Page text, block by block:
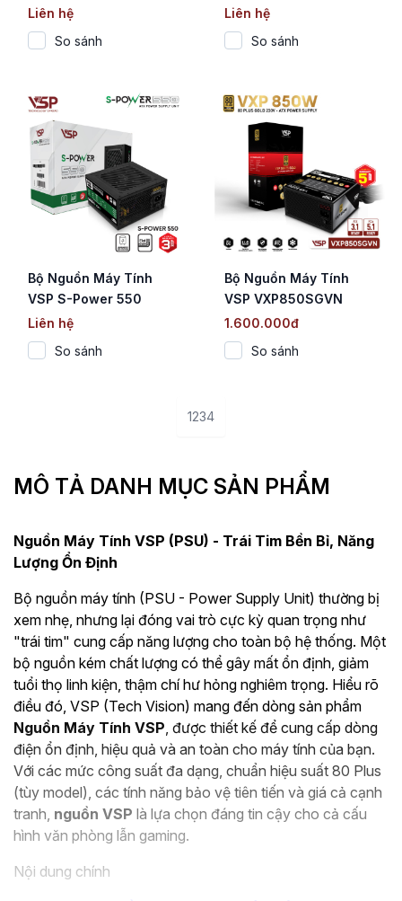
(650W / 85%
Efficiency / Active PFC
/ Tụ Nhật)
Liên hệ
So sánh
(750W / Active PFC /
Cáp Dẹt / Tụ Nhật)
Liên hệ
So sánh
Bộ Nguồn Máy Tính
VSP S-Power 550
(550W / Cáp Dẹt / Tụ
Nhật Bản)
Liên hệ
So sánh
Bộ Nguồn Máy Tính
VSP VXP850SGVN
(850W / 80 Plus Gold /
Straight Line / ATX 3.1)
1.600.000đ
So sánh
1234
MÔ TẢ DANH MỤC SẢN PHẨM
Nguồn Máy Tính VSP (PSU) - Trái Tim Bền Bỉ, Năng
Lượng Ổn Định
Bộ nguồn máy tính (PSU - Power Supply Unit) thường bị
xem nhẹ, nhưng lại đóng vai trò cực kỳ quan trọng như
"trái tim" cung cấp năng lượng cho toàn bộ hệ thống. Một
bộ nguồn kém chất lượng có thể gây mất ổn định, giảm
tuổi thọ linh kiện, thậm chí hư hỏng nghiêm trọng. Hiểu rõ
điều đó, VSP (Tech Vision) mang đến dòng sản phẩm
Nguồn Máy Tính VSP , được thiết kế để cung cấp dòng
điện ổn định, hiệu quả và an toàn cho máy tính của bạn.
Với các mức công suất đa dạng, chuẩn hiệu suất 80 Plus
(tùy model), các tính năng bảo vệ tiên tiến và giá cả cạnh
tranh, nguồn VSP là lựa chọn đáng tin cậy cho cả cấu
hình văn phòng lẫn gaming.
Nội dung chính